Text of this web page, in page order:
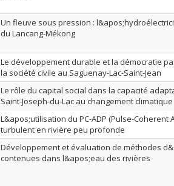
Un fleuve sous pression :
du Lancang-Mékong
Le développement durable et la démocratie
la société civile au Saguenay-Lac-Saint-Jean
Le rôle du capital social dans la capacité
Saint-Joseph-du-Lac au changement climatique
L&apos;utilisation du PC-ADP (Pulse-
turbulent en rivière peu profonde
Développement et évaluation de méthodes
contenues dans l&apos;eau des rivières